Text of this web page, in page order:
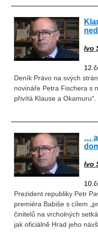
Ivo
Deník Právo na svých
novináře Petra Fischera s
přivítá Klause a Okamuru“.
… a
Ivo
Prezident republiky Petr
premiéra Babiše s cílem
činitelů na vrcholných
jak oficiálně Hrad jeho